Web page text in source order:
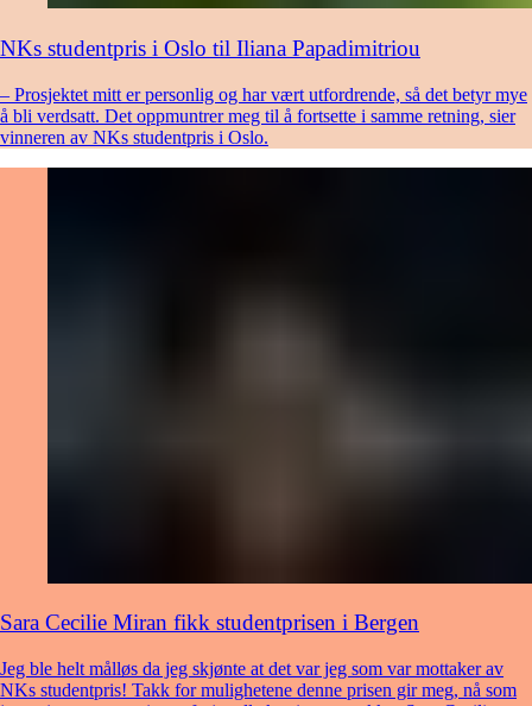
NKs studentpris i Oslo til Iliana Papadimitriou
– Prosjektet mitt er personlig og har vært utfordrende, så det betyr mye
å bli verdsatt. Det oppmuntrer meg til å fortsette i samme retning, sier
vinneren av NKs studentpris i Oslo.
Sara Cecilie Miran fikk studentprisen i Bergen
Jeg ble helt målløs da jeg skjønte at det var jeg som var mottaker av
NKs studentpris! Takk for mulighetene denne prisen gir meg, nå som